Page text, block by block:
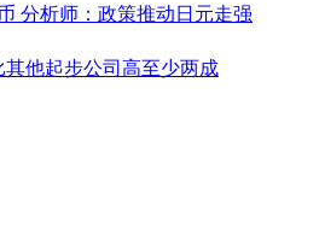
分析师：政策推动日元走强
他起步公司高至少两成